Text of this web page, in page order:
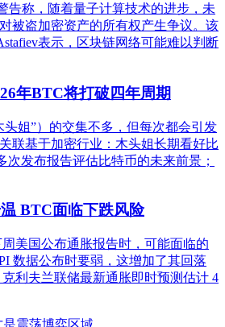
告称，随着量子计算技术的进步，未
被盗加密资产的所有权产生争议。该
表示，区块链网络可能难以判断
年BTC将打破四年周期
头姐”）的交集不多，但每次都会引发
联基于加密行业：木头姐长期看好比
次发布报告评估比特币的未来前景；
BTC面临下跌风险
美国公布通胀报告时，可能面临的
数据公布时要弱，这增加了其回落
利夫兰联储最新通胀即时预测估计 4